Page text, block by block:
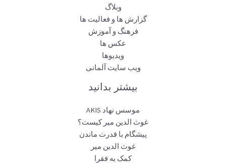
وبلاگ
گزارش ها و فعالیت ها
فرهنگ و آموزش
عکس ها
ویدیوها
ویب سایت آلمانی
بیشتر بدانید
موسس نهاد AKIS
غوث الدین میر کیست؟
پیشگام با قدرت ماندن
غوث الدین میر
کمک به فقرا